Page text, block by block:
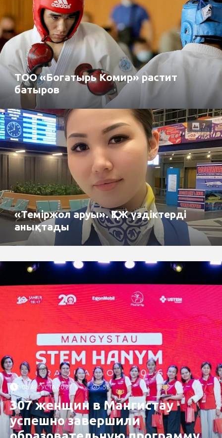
ТОО «Богатырь Комир» растит
батыров
7
«Теміржол аруы». ҚТЖ үздіктерді
анықтады
06 АВГУСТА 20:27 55
307 женщин в Мангистау
успешно завершили